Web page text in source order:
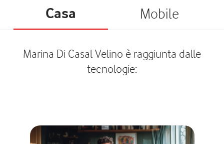
Casa Mobile
Marina Di Casal Velino è raggiunta dalle
tecnologie: